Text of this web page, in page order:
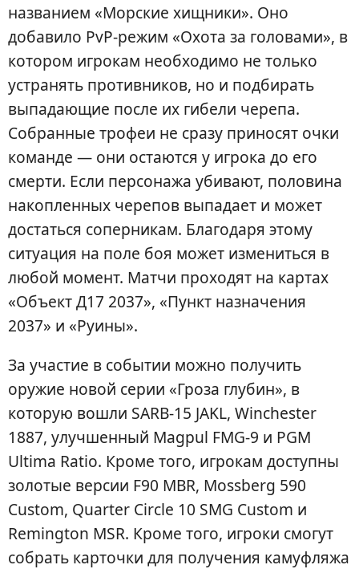
названием «Морские хищники». Оно
добавило PvP-режим «Охота за головами», в
котором игрокам необходимо не только
устранять противников, но и подбирать
выпадающие после их гибели черепа.
Собранные трофеи не сразу приносят очки
команде — они остаются у игрока до его
смерти. Если персонажа убивают, половина
накопленных черепов выпадает и может
достаться соперникам. Благодаря этому
ситуация на поле боя может измениться в
любой момент. Матчи проходят на картах
«Объект Д17 2037», «Пункт назначения
2037» и «Руины».
За участие в событии можно получить
оружие новой серии «Гроза глубин», в
которую вошли SARB-15 JAKL, Winchester
1887, улучшенный Magpul FMG-9 и PGM
Ultima Ratio. Кроме того, игрокам доступны
золотые версии F90 MBR, Mossberg 590
Custom, Quarter Circle 10 SMG Custom и
Remington MSR. Кроме того, игроки смогут
собрать карточки для получения камуфляжа